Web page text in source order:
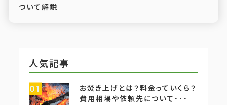
ついて解説
人気記事
01
お焚き上げとは？料金っていくら？
費用相場や依頼先について･･･